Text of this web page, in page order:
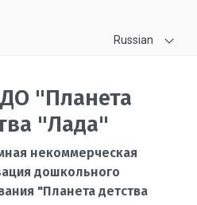
Russian
"Планета
"Лада"
некоммерческая
дошкольного
"Планета детства